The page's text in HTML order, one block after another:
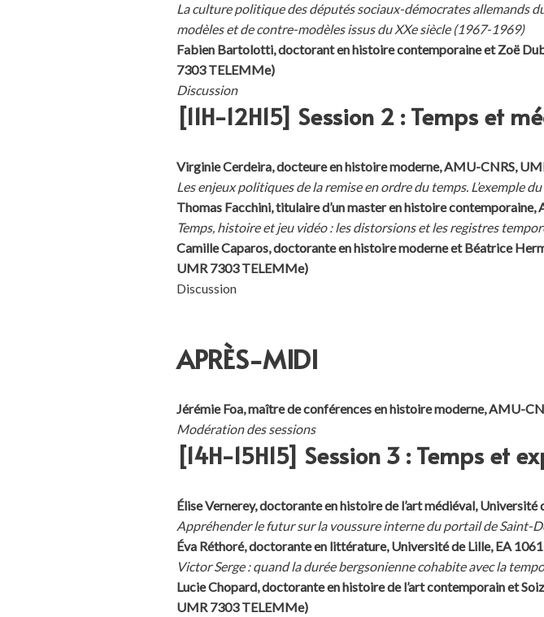
La culture politique des députés sociaux-démocrates allemands
modèles et de contre-modèles issus du XXe siècle (1967-1969)
Fabien Bartolotti, doctorant en histoire contemporaine et Zoë
7303 TELEMMe)
Discussion
[11H-12H15] Session 2 : Temps et
Virginie Cerdeira, docteure en histoire moderne, AMU-CNRS,
Les enjeux politiques de la remise en ordre du temps. L’exemple
Thomas Facchini, titulaire d’un master en histoire
Temps, histoire et jeu vidéo : les distorsions et les registres
Camille Caparos, doctorante en histoire moderne et Béatrice
UMR 7303 TELEMMe)
Discussion
APRÈS-MIDI
Jérémie Foa, maître de conférences en histoire moderne, AMU-
Modération des sessions
[14H-15H15] Session 3 : Temps et
Élise Vernerey, doctorante en histoire de l’art médiéval,
Appréhender le futur sur la voussure interne du portail de Saint-
Éva Réthoré, doctorante en littérature, Université de Lille, EA
Victor Serge : quand la durée bergsonienne cohabite avec la
Lucie Chopard, doctorante en histoire de l’art contemporain et
UMR 7303 TELEMMe)